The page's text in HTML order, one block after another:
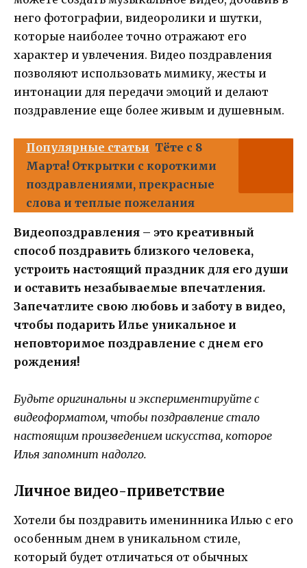
него фотографии, видеоролики и шутки,
которые наиболее точно отражают его
характер и увлечения. Видео поздравления
позволяют использовать мимику, жесты и
интонации для передачи эмоций и делают
поздравление еще более живым и душевным.
Популярные статьи Тёте с 8
Марта! Открытки с короткими
поздравлениями, прекрасные
слова и теплые пожелания
Видеопоздравления – это креативный
способ поздравить близкого человека,
устроить настоящий праздник для его души
и оставить незабываемые впечатления.
Запечатлите свою любовь и заботу в видео,
чтобы подарить Илье уникальное и
неповторимое поздравление с днем его
рождения!
Будьте оригинальны и экспериментируйте с
видеоформатом, чтобы поздравление стало
настоящим произведением искусства, которое
Илья запомнит надолго.
Личное видео-приветствие
Хотели бы поздравить именинника Илью с его
особенным днем в уникальном стиле,
который будет отличаться от обычных